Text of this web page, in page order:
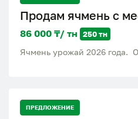
Продам ячмень с
86 000 ₸/ тн 250 тн
Ячмень урожай 2026 года.
ПРЕДЛОЖЕНИЕ